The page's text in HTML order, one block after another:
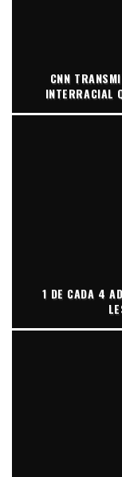
CNN
INTERRACIAL
1 DE CADA 4